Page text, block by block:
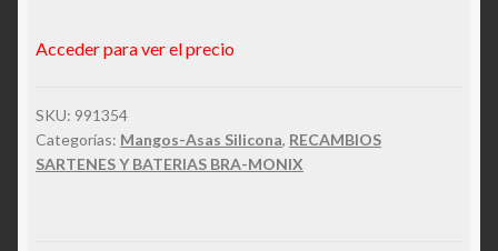
Acceder para ver el precio
SKU: 991354
Categorías: Mangos-Asas Silicona, RECAMBIOS
SARTENES Y BATERIAS BRA-MONIX